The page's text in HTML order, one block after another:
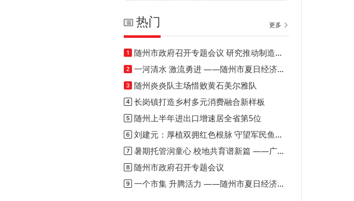
热门 更多
随州市政府召开专题会议 研究推动制造业投资和技改投资项目建设
一河清水 激流勇进 ——随州市夏日经济（消费）观察之一
随州炎炎队主场惜败黄石美尔雅队
长岗镇打造乡村多元消费融合新样板
随州上半年进出口增速居全省第5位
刘建元：厚植双拥红色根脉 守望军民鱼水深情
暑期托管润童心 校地共育谱新篇 ——广水市骆店镇打造乡村暑期托管优质样板模式
随州市政府召开专题会议
一个市集 升腾活力 ——随州市夏日经济（消费）观察之二